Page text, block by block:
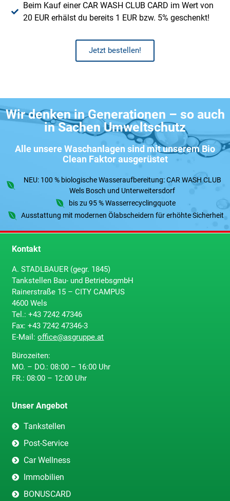
Beim Kauf einer CAR WASH CLUB CARD im Wert von
20 EUR erhälst du bereits 1 EUR bzw. 5% geschenkt!
Jetzt bestellen!
Wir denken in Generationen – so auch
in Sachen Umweltschutz
Alle unsere Waschanlagen sind mit unserem Bio
Clean Faktor ausgerüstet
NEU: 100 % biologische Wasseraufbereitung: CAR WASH CLUB
Wels Bosch und Unterweitersdorf
bis zu 95 % Wasserrecyclingquote
Ausstattung mit modernen Ölabscheidern für erhöhte Sicherheit
Kontakt
A. STADLBAUER (gegr. 1845)
Tankstellen Bau- und BetriebsgmbH
Rainerstraße 15 – CITY CAMPUS
4600 Wels
Tel.:+43 7242 47346
Fax:+43 7242 47346-3
E-Mail:office@asgruppe.at
Bürozeiten:
MO. – DO.: 08:00 – 16:00 Uhr
FR.: 08:00 – 12:00 Uhr
Unser Angebot
Tankstellen
Post-Service
Car Wellness
Immobilien
BONUSCARD